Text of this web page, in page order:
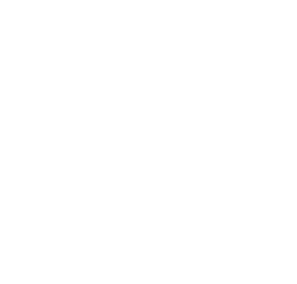
sie uns gefällt und damit heißt es: Leinen
Anfassen erlaubt und damit heißt es: Leinen los für